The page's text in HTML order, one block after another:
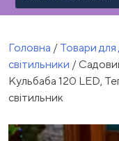
Головна / Товари
світильники /
Кульбаба 120 LED,
світильник